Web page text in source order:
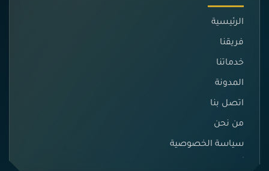
الرئيسية
فريقنا
خدماتنا
المدونة
اتصل بنا
من نحن
سياسة الخصوصية